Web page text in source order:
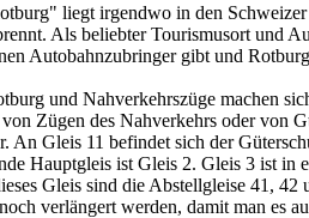
liegt irgendwo in den
Als beliebter Tourismusort und
Autobahnzubringer gibt und
und Nahverkehrszüge machen
Zügen des Nahverkehrs oder von
An Gleis 11 befindet sich der
Hauptgleis ist Gleis 2. Gleis 3 ist
Gleis sind die Abstellgleise 41,
verlängert werden, damit man es